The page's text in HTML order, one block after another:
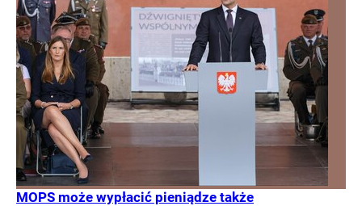
MOPS może wypłacić pieniądze także